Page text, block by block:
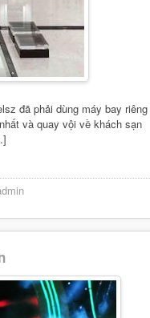
đã phải dùng máy bay riêng
và quay vội về khách sạn